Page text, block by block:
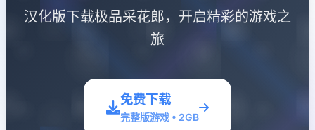
汉化版下载极品采花郎，开启精彩的游戏之
旅
免费下载
完整版游戏 • 2GB